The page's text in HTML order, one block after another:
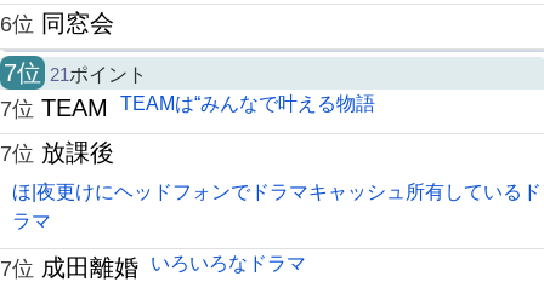
6位 同窓会
7位 21ポイント
7位 TEAM TEAMは“みんなで叶える物語
7位 放課後
ほ|夜更けにヘッドフォンでドラマキャッシュ所有しているド
ラマ
7位 成田離婚 いろいろなドラマ